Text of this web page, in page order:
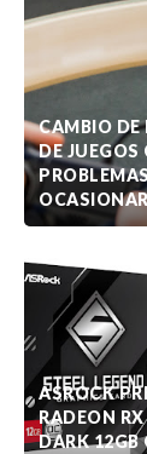
CAMBIO DE
DE JUEGOS
ASROCK
RADEON
DARK 12GB